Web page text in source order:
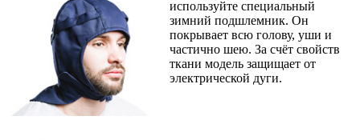
используйте специальный
зимний подшлемник. Он
покрывает всю голову, уши и
частично шею. За счёт свойств
ткани модель защищает от
электрической дуги.